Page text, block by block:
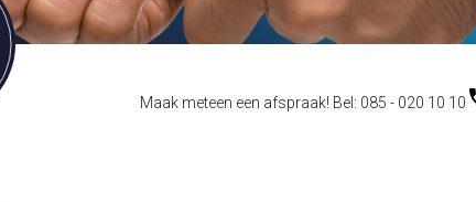
Maak meteen een afspraak! Bel: 085 - 020 10 10